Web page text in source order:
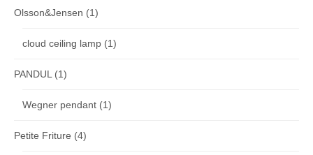
Olsson&Jensen (1)
cloud ceiling lamp (1)
PANDUL (1)
Wegner pendant (1)
Petite Friture (4)